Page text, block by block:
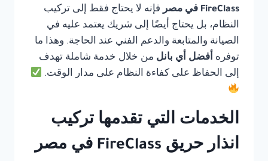
FireClass في مصر
فإنه لا يحتاج فقط إلى تركيب
النظام، بل يحتاج أيضًا إلى شريك يعتمد عليه في
الصيانة والمتابعة والدعم الفني عند الحاجة. وهذا ما
توفره أفضل أي بانل من خلال خدمة شاملة تهدف
إلى الحفاظ على كفاءة النظام على مدار الوقت.
الخدمات التي تقدمها تركيب
انذار حريق FireClass في مصر